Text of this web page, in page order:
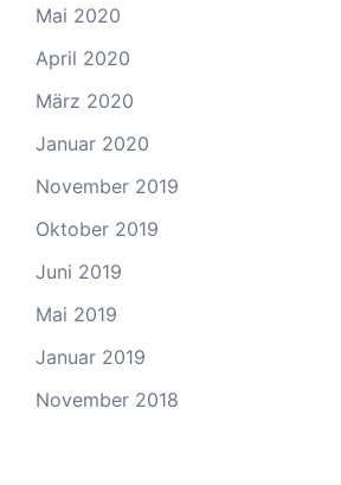
Mai 2020
April 2020
März 2020
Januar 2020
November 2019
Oktober 2019
Juni 2019
Mai 2019
Januar 2019
November 2018